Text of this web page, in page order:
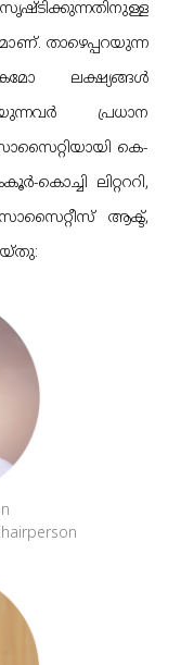
താഴെപ്പറയുന്ന
ലക്ഷ്യങ്ങൾ
പ്രധാന
കെ-
കൊച്ചി ലിറ്റററി,
ആക്ട്,